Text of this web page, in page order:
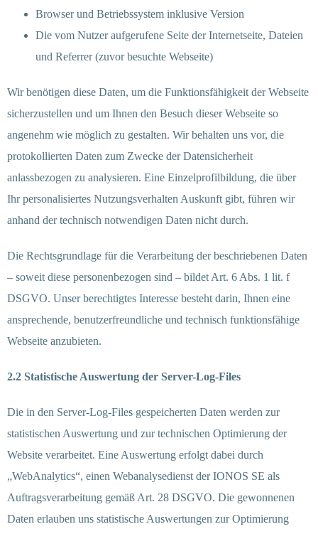
Browser und Betriebssystem inklusive Version
Die vom Nutzer aufgerufene Seite der Internetseite, Dateien
und Referrer (zuvor besuchte Webseite)
Wir benötigen diese Daten, um die Funktionsfähigkeit der Webseite
sicherzustellen und um Ihnen den Besuch dieser Webseite so
angenehm wie möglich zu gestalten. Wir behalten uns vor, die
protokollierten Daten zum Zwecke der Datensicherheit
anlassbezogen zu analysieren. Eine Einzelprofilbildung, die über
Ihr personalisiertes Nutzungsverhalten Auskunft gibt, führen wir
anhand der technisch notwendigen Daten nicht durch.
Die Rechtsgrundlage für die Verarbeitung der beschriebenen Daten
– soweit diese personenbezogen sind – bildet Art. 6 Abs. 1 lit. f
DSGVO. Unser berechtigtes Interesse besteht darin, Ihnen eine
ansprechende, benutzerfreundliche und technisch funktionsfähige
Webseite anzubieten.
2.2 Statistische Auswertung der Server-Log-Files
Die in den Server-Log-Files gespeicherten Daten werden zur
statistischen Auswertung und zur technischen Optimierung der
Website verarbeitet. Eine Auswertung erfolgt dabei durch
„WebAnalytics“, einen Webanalysedienst der IONOS SE als
Auftragsverarbeitung gemäß Art. 28 DSGVO. Die gewonnenen
Daten erlauben uns statistische Auswertungen zur Optimierung